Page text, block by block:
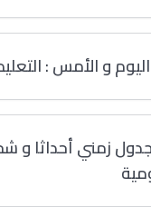
اليوم و الأمس :
زمني أحداثا و